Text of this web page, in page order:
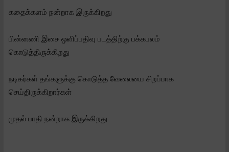
கதைக்களம் நன்றாக இருக்கிறது
பின்னணி இசை ஒளிப்பதிவு படத்திற்கு பக்கபலம்
கொடுத்திருக்கிறது
நடிகர்கள் தங்களுக்கு கொடுத்த வேலையை சிறப்பாக
செய்திருக்கிறார்கள்
முதல் பாதி நன்றாக இருக்கிறது